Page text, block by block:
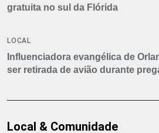
gratuita no sul da Flórida
LOCAL
Influenciadora evangélica de
ser retirada de avião durante
Local & Comunidade